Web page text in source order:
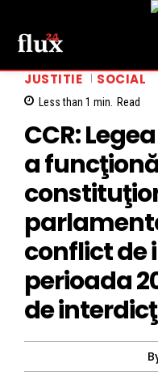
JUSTITIE SOCIAL
Less than 1 min. Read
CCR:
a
conflict de
perioada
de